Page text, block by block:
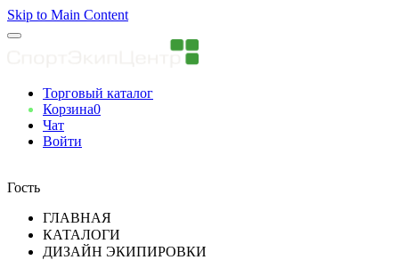
Skip to Main Content
Торговый каталог
Корзина0
Чат
Войти
Гость
ГЛАВНАЯ
КАТАЛОГИ
ДИЗАЙН ЭКИПИРОВКИ